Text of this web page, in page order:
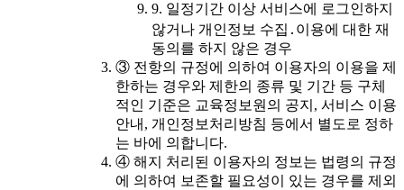
9. 일정기간 이상 서비스에 로그인하지
않거나 개인정보 수집․이용에 대한 재
동의를 하지 않은 경우
③ 전항의 규정에 의하여 이용자의 이용을 제
한하는 경우와 제한의 종류 및 기간 등 구체
적인 기준은 교육정보원의 공지, 서비스 이용
안내, 개인정보처리방침 등에서 별도로 정하
는 바에 의합니다.
④ 해지 처리된 이용자의 정보는 법령의 규정
에 의하여 보존할 필요성이 있는 경우를 제외